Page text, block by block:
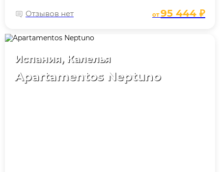
Отзывов нет от95 444 ₽
Испания, Калелья
Apartamentos Neptuno